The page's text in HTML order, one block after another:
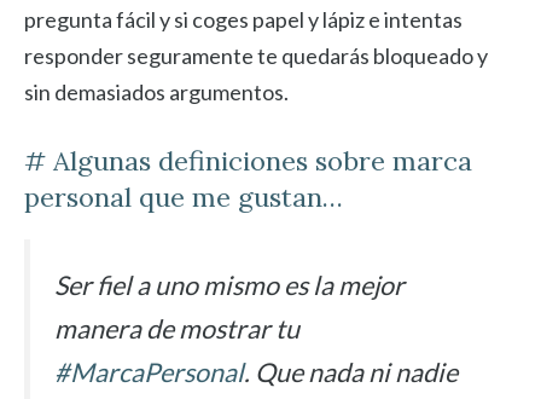
pregunta fácil y si coges papel y lápiz e intentas
responder seguramente te quedarás bloqueado y
sin demasiados argumentos.
# Algunas definiciones sobre marca
personal que me gustan…
Ser fiel a uno mismo es la mejor
manera de mostrar tu
#MarcaPersonal. Que nada ni nadie